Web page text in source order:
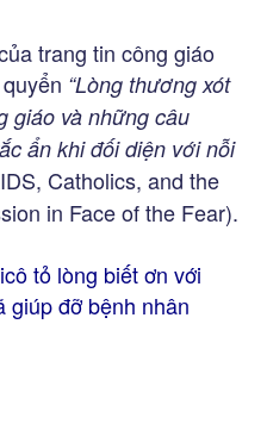
trang tin công giáo
“Lòng thương xót
giáo và những câu
ẩn khi đối diện với nỗi
Catholics, and the
in Face of the Fear).
tỏ lòng biết ơn với
giúp đỡ bệnh nhân